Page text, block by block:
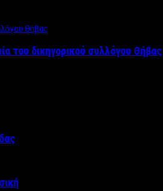
του δικηγορικού συλλόγου Θήβας